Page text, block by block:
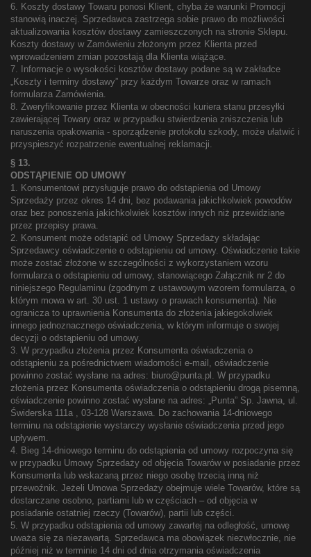
6. Koszty dostawy Towaru ponosi Klient, chyba że warunki Promocji
stanowią inaczej. Sprzedawca zastrzega sobie prawo do możliwości
aktualizowania kosztów dostawy zamieszczonych na stronie Sklepu.
Koszty dostawy w Zamówieniu złożonym przez Klienta przed
wprowadzeniem zmian pozostają dla Klienta wiążące.
7. Informacje o wysokości kosztów dostawy podane są w zakładce
„Koszty i terminy dostawy” przy każdym Towarze oraz w ramach
formularza Zamówienia.
8. Zweryfikowanie przez Klienta w obecności kuriera stanu przesyłki
zawierającej Towary oraz w przypadku stwierdzenia zniszczenia lub
naruszenia opakowania - sporządzenie protokołu szkody, może ułatwić i
przyspieszyć rozpatrzenie ewentualnej reklamacji.
§ 13.
ODSTĄPIENIE OD UMOWY
1. Konsumentowi przysługuje prawo do odstąpienia od Umowy
Sprzedaży przez okres 14 dni, bez podawania jakichkolwiek powodów
oraz bez ponoszenia jakichkolwiek kosztów innych niż przewidziane
przez przepisy prawa.
2. Konsument może odstąpić od Umowy Sprzedaży składając
Sprzedawcy oświadczenie o odstąpieniu od umowy. Oświadczenie takie
może zostać złożone w szczególności z wykorzystaniem wzoru
formularza o odstąpieniu od umowy, stanowiącego Załącznik nr 2 do
niniejszego Regulaminu (zgodnym z ustawowym wzorem formularza, o
którym mowa w art. 30 ust. 1 ustawy o prawach konsumenta). Nie
ogranicza to uprawnienia Konsumenta do złożenia jakiegokolwiek
innego jednoznacznego oświadczenia, w którym informuje o swojej
decyzji o odstąpieniu od umowy.
3. W przypadku złożenia przez Konsumenta oświadczenia o
odstąpieniu za pośrednictwem wiadomości e-mail, oświadczenie
powinno zostać wysłane na adres: biuro@punta.pl. W przypadku
złożenia przez Konsumenta oświadczenia o odstąpieniu drogą pisemną,
oświadczenie powinno zostać wysłane na adres: „Punta” Sp. Jawna, ul.
Świderska 111a , 03-128 Warszawa. Do zachowania 14-dniowego
terminu na odstąpienie wystarczy wysłanie oświadczenia przed jego
upływem.
4. Bieg 14-dniowego terminu do odstąpienia od umowy rozpoczyna się
w przypadku Umowy Sprzedaży od objęcia Towarów w posiadanie przez
Konsumenta lub wskazaną przez niego osobę trzecią inną niż
przewoźnik. Jeżeli Umowa Sprzedaży obejmuje wiele Towarów, które są
dostarczane osobno, partiami lub w częściach – od objęcia w
posiadanie ostatniej rzeczy (Towarów), partii lub części.
5. W przypadku odstąpienia od umowy zawartej na odległość, umowę
uważa się za niezawartą. Sprzedawca ma obowiązek niezwłocznie, nie
później niż w terminie 14 dni od dnia otrzymania oświadczenia